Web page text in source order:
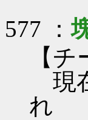
577 ：
【
現
れ